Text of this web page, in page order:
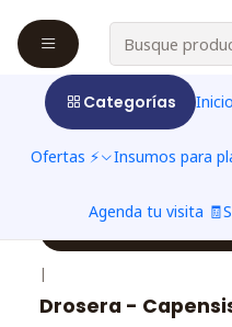
Categorías Inicio
Ofertas ⚡ Insumos para
Agenda tu visita 🧾
from$3.213 CLP$3.570
-10%OFF
|
Drosera -
|
Drosera -